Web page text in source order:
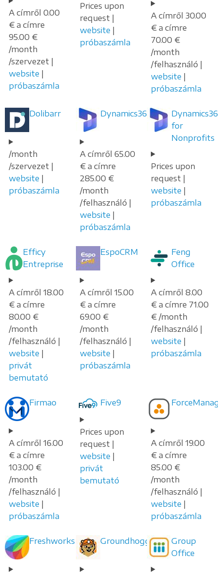
A címről 0.00
€ a címre
95.00 €
/month
/szervezet |
website |
próbaszámla
Prices upon
request |
website |
próbaszámla
A címről 30.00
€ a címre
70.00 €
/month
/felhasználó |
website |
próbaszámla
Dolibarr
/month
/szervezet |
website |
próbaszámla
Dynamics365
A címről 65.00
€ a címre
285.00 €
/month
/felhasználó |
website |
próbaszámla
for
Nonprofits
Prices upon
request |
website |
próbaszámla
Efficy
Entreprise
A címről 18.00
€ a címre
80.00 €
/month
/felhasználó |
website |
privát
bemutató
EspoCRM
A címről 15.00
€ a címre
69.00 €
/month
/felhasználó |
website |
próbaszámla
Feng
Office
A címről 8.00
€ a címre 71.00
€ /month
/felhasználó |
website |
próbaszámla
Firmao
A címről 16.00
€ a címre
103.00 €
/month
/felhasználó |
website |
próbaszámla
Five9
Prices upon
request |
website |
privát
bemutató
A címről 19.00
€ a címre
85.00 €
/month
/felhasználó |
website |
próbaszámla
Freshworks Groundhogg
Group
Office